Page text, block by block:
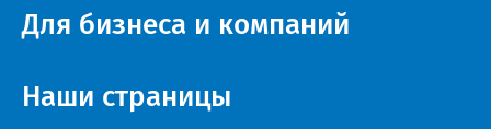
Для бизнеса и компаний
Наши страницы